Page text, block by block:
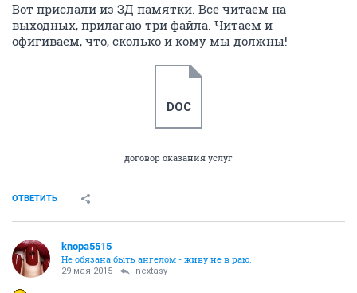
Вот прислали из ЗД памятки. Все читаем на
выходных, прилагаю три файла. Читаем и
офигиваем, что, сколько и кому мы должны!
DOC
договор оказания услуг
ОТВЕТИТЬ
knopa5515
Не обязана быть ангелом - живу не в раю.
29 мая 2015 nextasy